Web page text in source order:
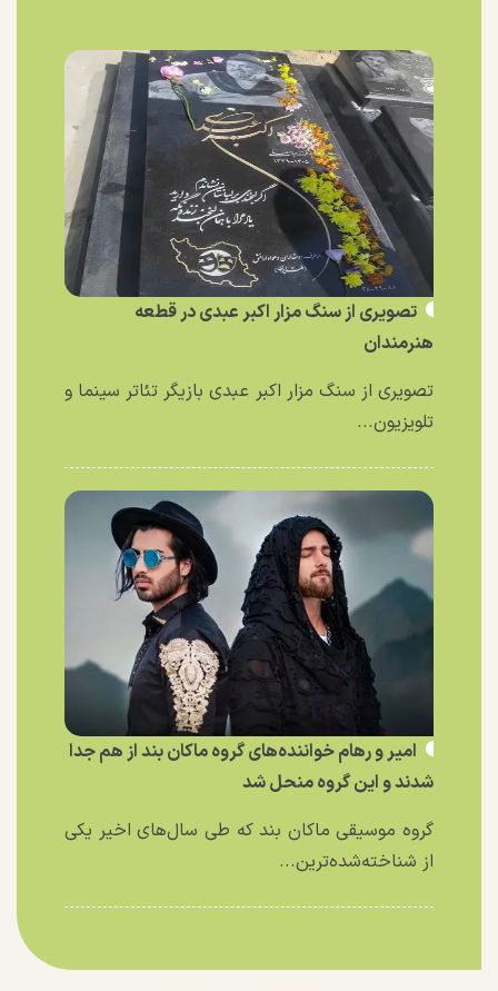
تصویری از سنگ مزار اکبر عبدی در قطعه
هنرمندان
تصویری از سنگ مزار اکبر عبدی بازیگر تئاتر سینما و
تلویزیون...
امیر و رهام خواننده‌های گروه ماکان بند از هم جدا
شدند و این گروه منحل شد
گروه موسیقی ماکان بند که طی سال‌های اخیر یکی
از شناخته‌شده‌ترین...